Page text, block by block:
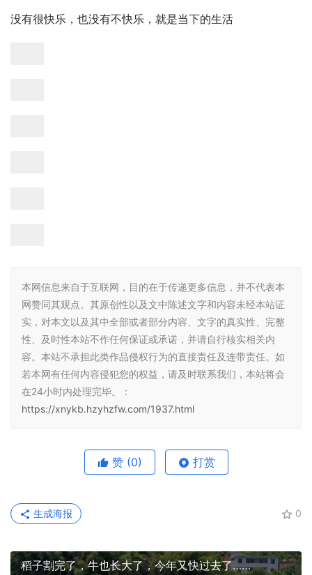
没有很快乐，也没有不快乐，就是当下的生活
本网信息来自于互联网，目的在于传递更多信息，并不代表本
网赞同其观点。其原创性以及文中陈述文字和内容未经本站证
实，对本文以及其中全部或者部分内容、文字的真实性、完整
性、及时性本站不作任何保证或承诺，并请自行核实相关内
容。本站不承担此类作品侵权行为的直接责任及连带责任。如
若本网有任何内容侵犯您的权益，请及时联系我们，本站将会
在24小时内处理完毕。：
https://xnykb.hzyhzfw.com/1937.html
赞 (0) 打赏
0
生成海报
稻子割完了，牛也长大了，今年又快过去了……